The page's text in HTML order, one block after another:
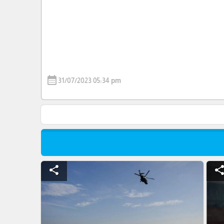
calendar_month 31/07/2023 05:34 pm
share
share